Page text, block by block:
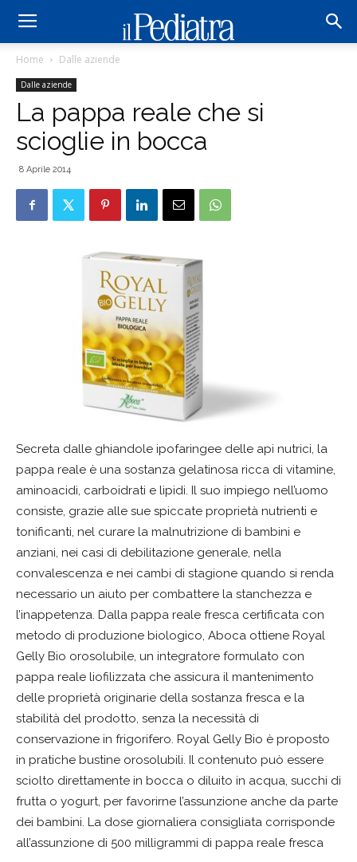
Home Dalle aziende
Dalle aziende
La pappa reale che si
scioglie in bocca
8 Aprile 2014
Secreta dalle ghiandole ipofaringee delle api nutrici, la
pappa reale è una sostanza gelatinosa ricca di vitamine,
aminoacidi, carboidrati e lipidi. Il suo impiego nell’uomo
consiste, grazie alle sue spiccate proprietà nutrienti e
tonificanti, nel curare la malnutrizione di bambini e
anziani, nei casi di debilitazione generale, nella
convalescenza e nei cambi di stagione quando si renda
necessario un aiuto per combattere la stanchezza e
l’inappetenza. Dalla pappa reale fresca certificata con
metodo di produzione biologico, Aboca ottiene Royal
Gelly Bio orosolubile, un integratore formulato con
pappa reale liofilizzata che assicura il mantenimento
delle proprietà originarie della sostanza fresca e la
stabilità del prodotto, senza la necessità di
conservazione in frigorifero. Royal Gelly Bio è proposto
in pratiche bustine orosolubili. Il contenuto può essere
sciolto direttamente in bocca o diluito in acqua, succhi di
frutta o yogurt, per favorirne l’assunzione anche da parte
dei bambini. La dose giornaliera consigliata corrisponde
all’assunzione di 500 milligrammi di pappa reale fresca